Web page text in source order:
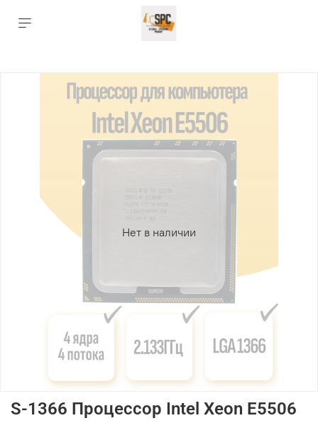
Нет в наличии
S-1366 Процессор Intel Xeon E5506